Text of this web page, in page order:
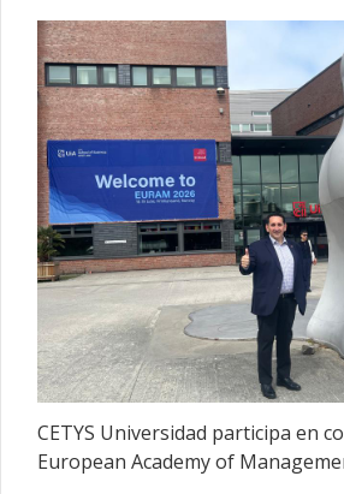
CETYS Universidad participa en
European Academy of